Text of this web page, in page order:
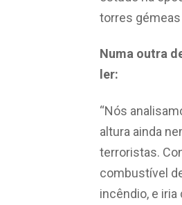
torres
Numa outra
ler:
“Nós
altura ainda
terroristas.
combustível
incêndio, e